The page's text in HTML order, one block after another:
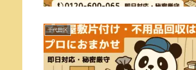
千代田区